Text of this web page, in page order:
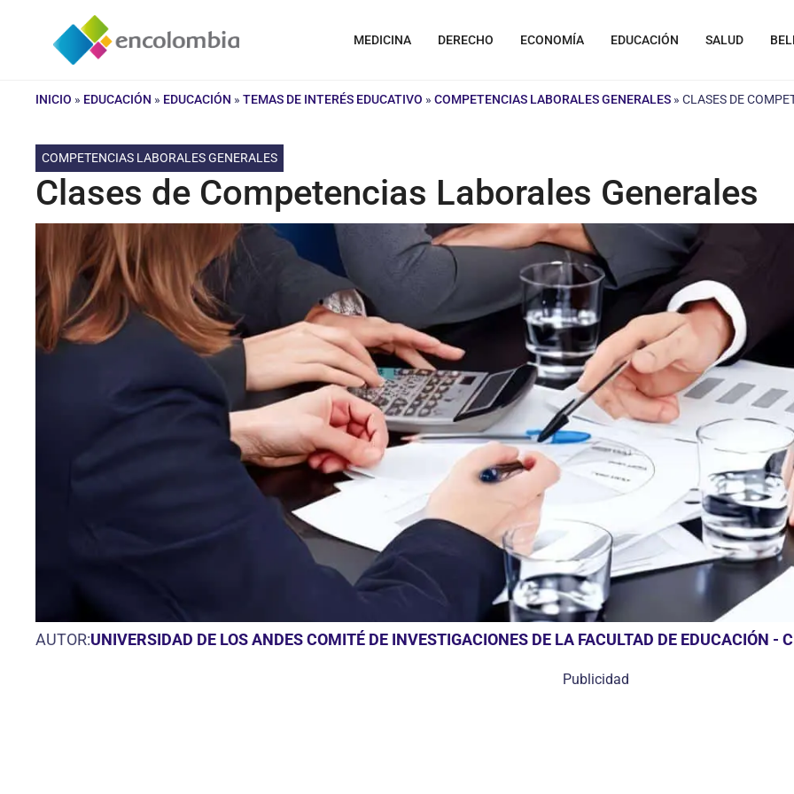
contenido
MEDICINA DERECHO ECONOMÍA EDUCACIÓN SALUD
INICIO » EDUCACIÓN » EDUCACIÓN » TEMAS DE INTERÉS EDUCATIVO » COMPETENCIAS LABORALES GENERALES » CLASES DE
COMPETENCIAS LABORALES GENERALES
Clases de Competencias Laborales Generales
AUTOR:UNIVERSIDAD DE LOS ANDES COMITÉ DE INVESTIGACIONES DE LA FACULTAD DE EDUCACIÓN -
Publicidad